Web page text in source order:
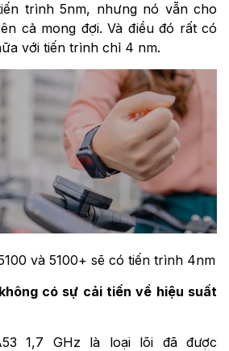
trình 5nm, nhưng nó vẫn cho
cả mong đợi. Và điều đó rất có
với tiến trình chỉ 4 nm.
và 5100+ sẽ có tiến trình 4nm
có sự cải tiến về hiệu suất
1,7 GHz là loại lõi đã được